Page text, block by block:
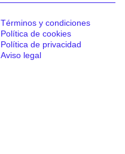
Términos y condiciones
Política de cookies
Política de privacidad
Aviso legal